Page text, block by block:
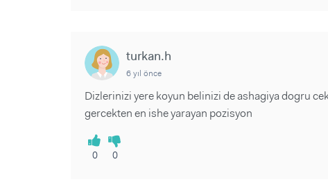
turkan.h
6 yıl önce
Dizlerinizi yere koyun belinizi de ashagiya dogru
gercekten en ishe yarayan pozisyon
0 0